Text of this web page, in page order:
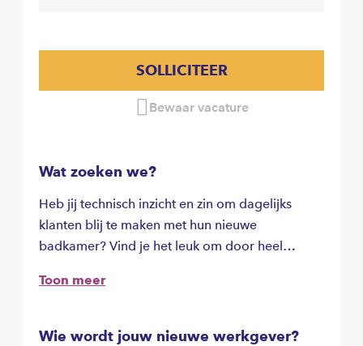
SOLLICITEER
Bewaar vacature
Wat zoeken we?
Heb jij technisch inzicht en zin om dagelijks
klanten blij te maken met hun nieuwe
badkamer? Vind je het leuk om door heel
van een collega en met een nieuwe,
Monteur Sanitair jou op het lijf geschreven!
Toon meer
Wie wordt jouw nieuwe werkgever?